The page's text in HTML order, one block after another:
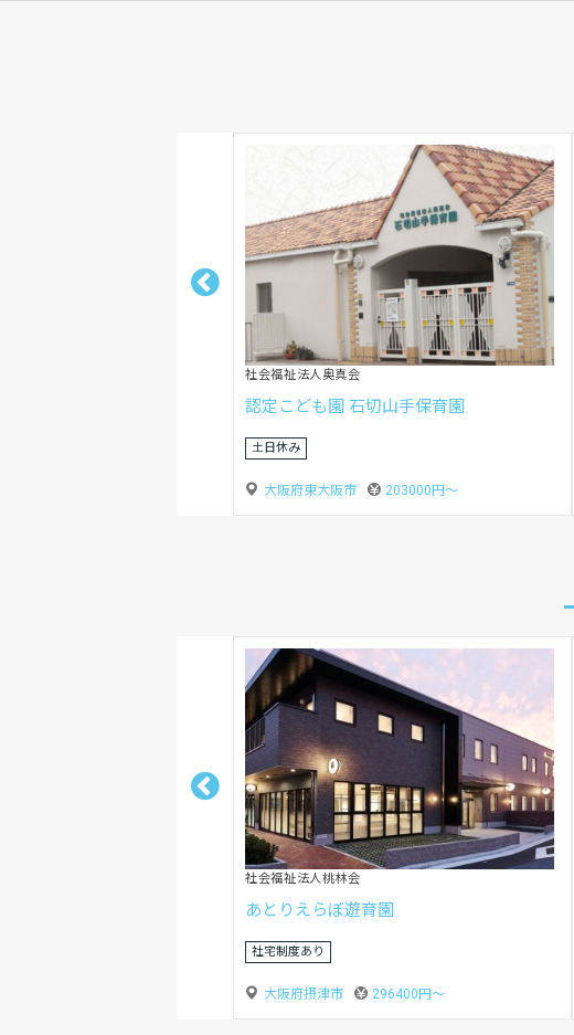
株式会社ベルキス
リトカ知育保育園 水走WEST
賞与あり
大阪府東大阪市 220000円〜
株式会社ニチイ学館
ニチイキッズ泉南保育園
年間休日120日以上
大阪府泉南市 217800円〜